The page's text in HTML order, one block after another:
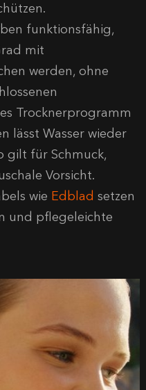
funktionsfähig,
mit
werden, ohne
Trocknerprogramm
lässt Wasser wieder
gilt für Schmuck,
Vorsicht.
wie Edblad setzen
und pflegeleichte